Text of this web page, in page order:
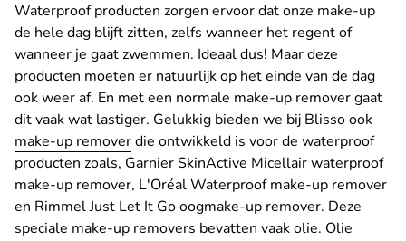
Waterproof producten zorgen ervoor dat onze make-up
de hele dag blijft zitten, zelfs wanneer het regent of
wanneer je gaat zwemmen. Ideaal dus! Maar deze
producten moeten er natuurlijk op het einde van de dag
ook weer af. En met een normale make-up remover gaat
dit vaak wat lastiger. Gelukkig bieden we bij Blisso ook
make-up removerdie ontwikkeld is voor de waterproof
producten zoals, Garnier SkinActive Micellair waterproof
make-up remover, L'Oréal Waterproof make-up remover
en Rimmel Just Let It Go oogmake-up remover. Deze
speciale make-up removers bevatten vaak olie. Olie